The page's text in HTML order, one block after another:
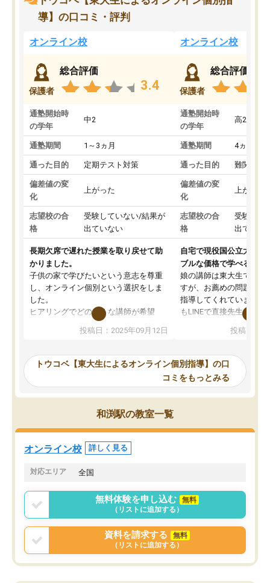
導】の口コミ・評判
オンライン校
保護者
総合評価
3.4
通塾開始時
の学年
中2
通塾期間 1～3ヵ月
通った目的 定期テスト対策
偏差値の変
化
上がった
志望校の合
格
受験していない/結果が
出ていない
長期欠席で遅れた授業を取り戻せて助
かりました。
子供の家で学びたいという意志を尊重
し、オンライン個別という選択をしま
した。
ヒアリングでどのような講師が希望
か、オプションは付帯するかなど選ぶ
事が出来ました。
ーティングを行い、その講師で良いか
見てから講師を決定する事ができま
す。
うちの子は、初回面談の講師の方で決
オンラインツールを使用した単語帳の
共有があり宿題もそちらで出される形
でした。
言う事で講師変更の申し出があり、あ
まりに短期での変更だった為、塾に通
う事にして退会しました。遅れも取り
戻せ、授業内容や講師の方は良かった
と思います。
投稿日：2025年09月12日
オンライン校
保護者
総合評価
通塾開始時
の学年
高2
通塾期間 4ヵ月～1
通った目的 難関私立
偏差値の変
化
上がった
志望校の合
格
受験して
出ていな
自宅で現役国公立大学生
ブルな価格で学べる
娘の講師は東大生では無
すが、お薦めの問題集や
指導してくれています。
もLINEで直接先生に質問
めれるので、個人に合
いなのがあり(有料)、受
ことをどんなスケジュー
くか相談したのですが、
ち期待したものではなく
くなってきたようなので
投稿日：
トウコベ【東大生によるオンライン個別指導】の口
コミをもっとみる
和渕駅の教室一覧
オンライン校 詳しく見る
対応エリア 全国
無料体験を申し込む
無料
（リストに追加する）
資料を請求する
無料
（リストに追加する）